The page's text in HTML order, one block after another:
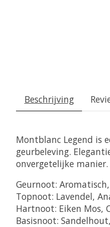
Beschrijving
Montblanc Legend is
geurbeleving.
onvergetelijke manier.
Geurnoot:
Topnoot: Lavendel,
Hartnoot: Eiken Mos,
Basisnoot: